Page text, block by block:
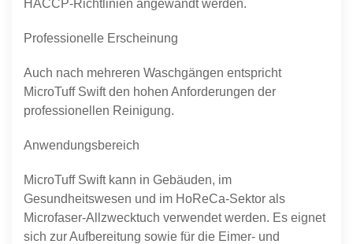
HACCP-Richtlinien angewandt werden.
Professionelle Erscheinung
Auch nach mehreren Waschgängen entspricht
MicroTuff Swift den hohen Anforderungen der
professionellen Reinigung.
Anwendungsbereich
MicroTuff Swift kann in Gebäuden, im
Gesundheitswesen und im HoReCa-Sektor als
Microfaser-Allzwecktuch verwendet werden. Es eignet
sich zur Aufbereitung sowie für die Eimer- und